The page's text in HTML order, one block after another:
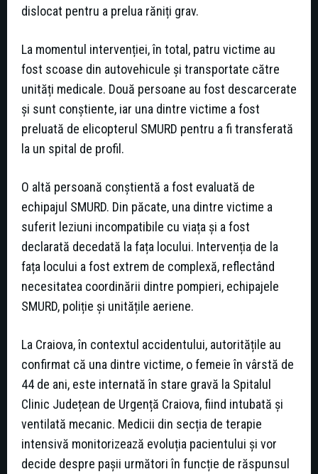
dislocat pentru a prelua răniți grav.
La momentul intervenției, în total, patru victime au
fost scoase din autovehicule și transportate către
unități medicale. Două persoane au fost descarcerate
și sunt conștiente, iar una dintre victime a fost
preluată de elicopterul SMURD pentru a fi transferată
la un spital de profil.
O altă persoană conștientă a fost evaluată de
echipajul SMURD. Din păcate, una dintre victime a
suferit leziuni incompatibile cu viața și a fost
declarată decedată la fața locului. Intervenția de la
fața locului a fost extrem de complexă, reflectând
necesitatea coordinării dintre pompieri, echipajele
SMURD, poliție și unitățile aeriene.
La Craiova, în contextul accidentului, autoritățile au
confirmat că una dintre victime, o femeie în vârstă de
44 de ani, este internată în stare gravă la Spitalul
Clinic Județean de Urgență Craiova, fiind intubată și
ventilată mecanic. Medicii din secția de terapie
intensivă monitorizează evoluția pacientului și vor
decide despre pașii următori în funcție de răspunsul